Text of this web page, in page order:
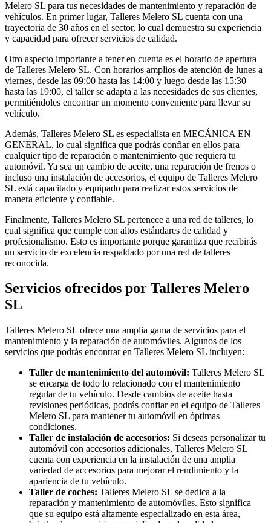
Melero SL para tus necesidades de mantenimiento y reparación de
vehículos. En primer lugar, Talleres Melero SL cuenta con una
trayectoria de 30 años en el sector, lo cual demuestra su experiencia
y capacidad para ofrecer servicios de calidad.
Otro aspecto importante a tener en cuenta es el horario de apertura
de Talleres Melero SL. Con horarios amplios de atención de lunes a
viernes, desde las 09:00 hasta las 14:00 y luego desde las 15:30
hasta las 19:00, el taller se adapta a las necesidades de sus clientes,
permitiéndoles encontrar un momento conveniente para llevar su
vehículo.
Además, Talleres Melero SL es especialista en MECÁNICA EN
GENERAL, lo cual significa que podrás confiar en ellos para
cualquier tipo de reparación o mantenimiento que requiera tu
automóvil. Ya sea un cambio de aceite, una reparación de frenos o
incluso una instalación de accesorios, el equipo de Talleres Melero
SL está capacitado y equipado para realizar estos servicios de
manera eficiente y confiable.
Finalmente, Talleres Melero SL pertenece a una red de talleres, lo
cual significa que cumple con altos estándares de calidad y
profesionalismo. Esto es importante porque garantiza que recibirás
un servicio de excelencia respaldado por una red de talleres
reconocida.
Servicios ofrecidos por Talleres Melero
SL
Talleres Melero SL ofrece una amplia gama de servicios para el
mantenimiento y la reparación de automóviles. Algunos de los
servicios que podrás encontrar en Talleres Melero SL incluyen:
Taller de mantenimiento del automóvil: Talleres Melero SL
se encarga de todo lo relacionado con el mantenimiento
regular de tu vehículo. Desde cambios de aceite hasta
revisiones periódicas, podrás confiar en el equipo de Talleres
Melero SL para mantener tu automóvil en óptimas
condiciones.
Taller de instalación de accesorios: Si deseas personalizar tu
automóvil con accesorios adicionales, Talleres Melero SL
cuenta con experiencia en la instalación de una amplia
variedad de accesorios para mejorar el rendimiento y la
apariencia de tu vehículo.
Taller de coches: Talleres Melero SL se dedica a la
reparación y mantenimiento de automóviles. Esto significa
que su equipo está altamente especializado en esta área,